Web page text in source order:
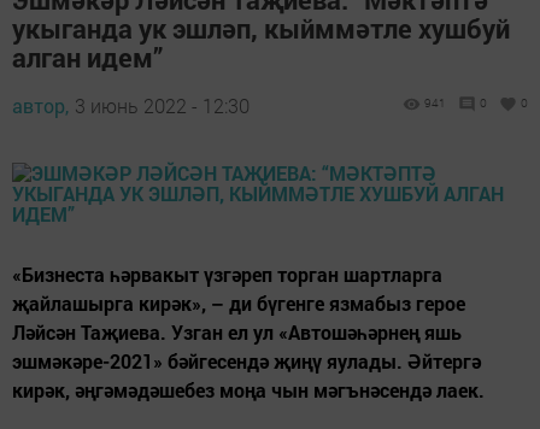
укыганда ук эшләп, кыйммәтле хушбуй
алган идем”
автор, 3 июнь 2022 - 12:30 941 0 0
«Бизнеста һәрвакыт үзгәреп торган шартларга
җайлашырга кирәк», – ди бүгенге язмабыз герое
Ләйсән Таҗиева. Узган ел ул «Автошәһәрнең яшь
эшмәкәре-2021» бәйгесендә җиңү яулады. Әйтергә
кирәк, әңгәмәдәшебез моңа чын мәгънәсендә лаек.